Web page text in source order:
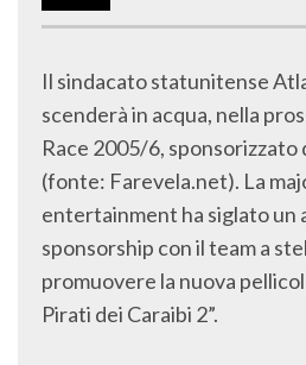
Il sindacato statunitense
scenderà in acqua, nella
Race 2005/6, sponsorizzato
(fonte: Farevela.net). La
entertainment ha siglato un
sponsorship con il team a
promuovere la nuova
Pirati dei Caraibi 2”.